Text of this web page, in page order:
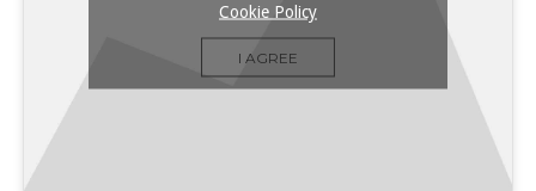
Cookie Policy
I AGREE